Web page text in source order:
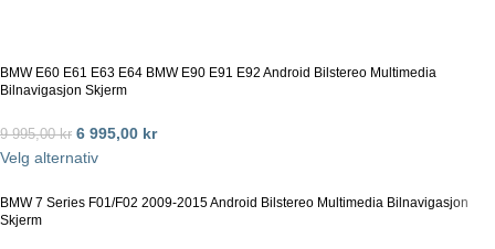
BMW E60 E61 E63 E64 BMW E90 E91 E92 Android Bilstereo Multimedia
Bilnavigasjon Skjerm
9 995,00kr 6 995,00 kr
Velg alternativ
BMW 7 Series F01/F02 2009-2015 Android Bilstereo Multimedia Bilnavigasjon
Skjerm